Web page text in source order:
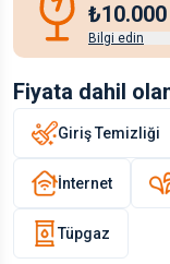
₺10.000
Bilgi edin
Fiyata dahil
Giriş Temizliği
İnternet
Tüpgaz